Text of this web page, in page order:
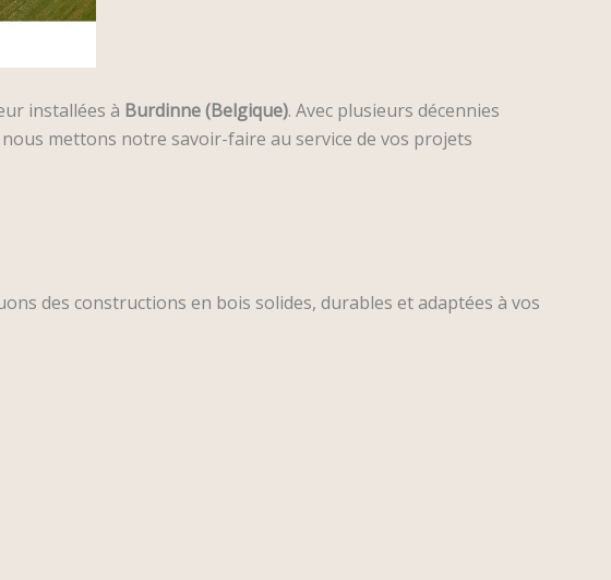
installées à Burdinne (Belgique). Avec plusieurs décennies
mettons notre savoir-faire au service de vos projets
des constructions en bois solides, durables et adaptées à vos